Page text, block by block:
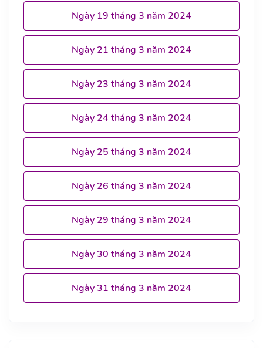
Ngày 19 tháng 3 năm 2024
Ngày 21 tháng 3 năm 2024
Ngày 23 tháng 3 năm 2024
Ngày 24 tháng 3 năm 2024
Ngày 25 tháng 3 năm 2024
Ngày 26 tháng 3 năm 2024
Ngày 29 tháng 3 năm 2024
Ngày 30 tháng 3 năm 2024
Ngày 31 tháng 3 năm 2024